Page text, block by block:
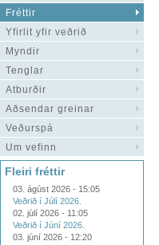
Fréttir
Yfirlit yfir veðrið
Myndir
Tenglar
Atburðir
Aðsendar greinar
Veðurspá
Um vefinn
Fleiri fréttir
03. ágúst 2026 - 15:05
Veðrið í Júlí 2026.
02. júlí 2026 - 11:05
Veðrið í Júní 2026.
03. júní 2026 - 12:20